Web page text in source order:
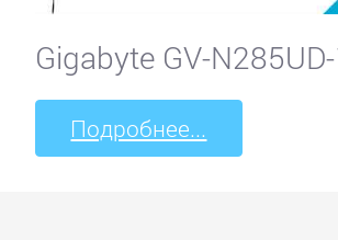
Gigabyte GV-
Подробнее...